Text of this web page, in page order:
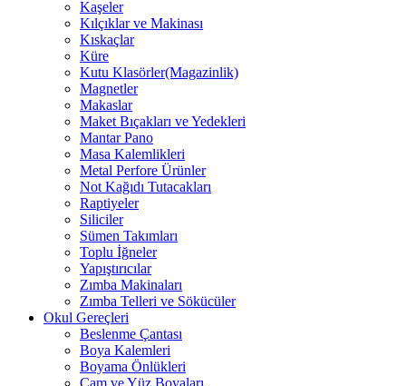
Kaşeler
Kılçıklar ve Makinası
Kıskaçlar
Küre
Kutu Klasörler(Magazinlik)
Magnetler
Makaslar
Maket Bıçakları ve Yedekleri
Mantar Pano
Masa Kalemlikleri
Metal Perfore Ürünler
Not Kağıdı Tutacakları
Raptiyeler
Siliciler
Sümen Takımları
Toplu İğneler
Yapıştırıcılar
Zımba Makinaları
Zımba Telleri ve Sökücüler
Okul Gereçleri
Beslenme Çantası
Boya Kalemleri
Boyama Önlükleri
Cam ve Yüz Boyaları